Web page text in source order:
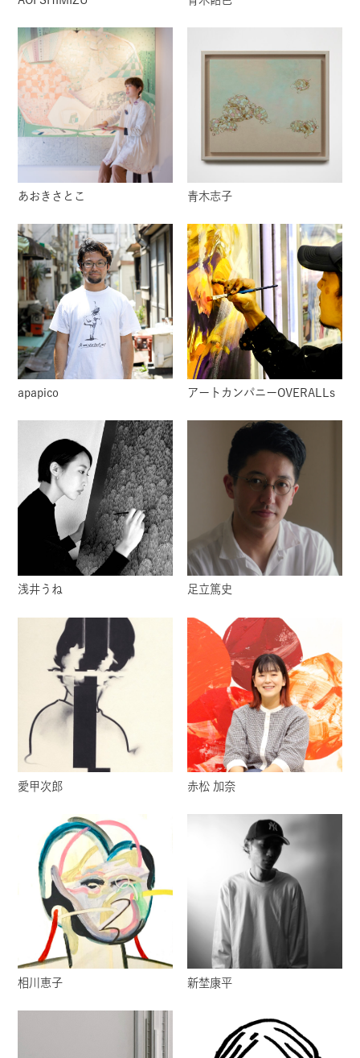
あおきさとこ 青木志子
apapico アートカンパニーOVERALLs
浅井うね 足立篤史
愛甲次郎 赤松 加奈
相川恵子 新埜康平